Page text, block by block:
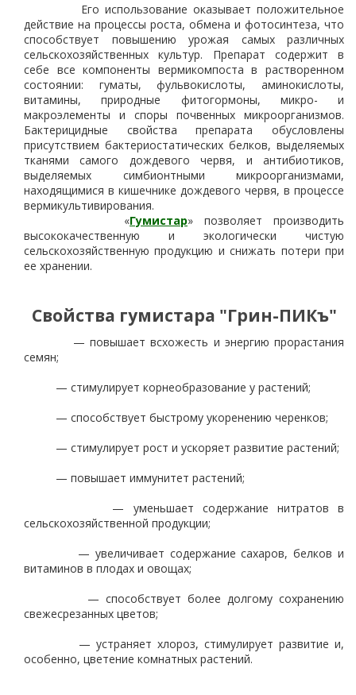
Его использование оказывает положительное
действие на процессы роста, обмена и фотосинтеза, что
способствует повышению урожая самых различных
сельскохозяйственных культур. Препарат содержит в
себе все компоненты вермикомпоста в растворенном
состоянии: гуматы, фульвокислоты, аминокислоты,
витамины, природные фитогормоны, микро- и
макроэлементы и споры почвенных микроорганизмов.
Бактерицидные свойства препарата обусловлены
присутствием бактериостатических белков, выделяемых
тканями самого дождевого червя, и антибиотиков,
выделяемых симбионтными микроорганизмами,
находящимися в кишечнике дождевого червя, в процессе
вермикультивирования.
«Гумистар» позволяет производить
высококачественную и экологически чистую
сельскохозяйственную продукцию и снижать потери при
ее хранении.
Свойства гумистара "Грин-ПИКъ"
— повышает всхожесть и энергию прорастания
семян;
— стимулирует корнеобразование у растений;
— способствует быстрому укоренению черенков;
— стимулирует рост и ускоряет развитие растений;
— повышает иммунитет растений;
— уменьшает содержание нитратов в
сельскохозяйственной продукции;
— увеличивает содержание сахаров, белков и
витаминов в плодах и овощах;
— способствует более долгому сохранению
свежесрезанных цветов;
— устраняет хлороз, стимулирует развитие и,
особенно, цветение комнатных растений.